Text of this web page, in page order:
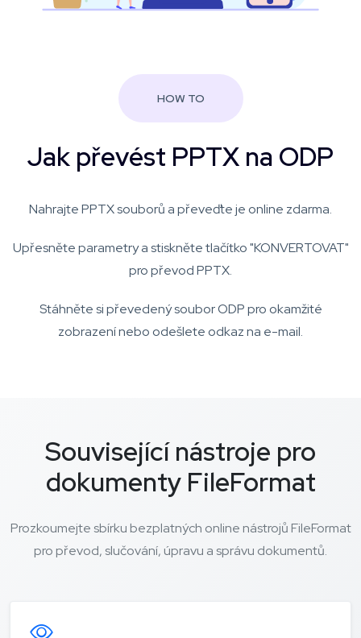
HOW TO
Jak převést PPTX na ODP
Nahrajte PPTX souborů a převeďte je online zdarma.
Upřesněte parametry a stiskněte tlačítko "KONVERTOVAT"
pro převod PPTX.
Stáhněte si převedený soubor ODP pro okamžité
zobrazení nebo odešlete odkaz na e-mail.
Související nástroje pro
dokumenty FileFormat
Prozkoumejte sbírku bezplatných online nástrojů FileFormat
pro převod, slučování, úpravu a správu dokumentů.